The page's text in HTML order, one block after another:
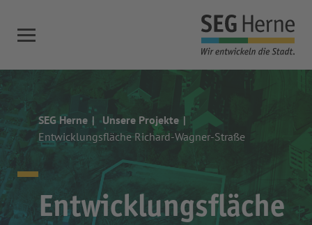
SEG Herne
Unsere Projekte
Entwicklungsfläche Richard-Wagner-Straße
Entwicklungsfläche